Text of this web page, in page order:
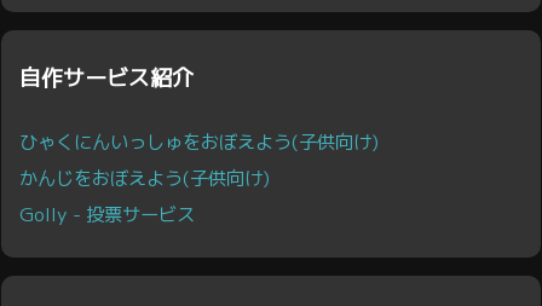
自作サービス紹介
ひゃくにんいっしゅをおぼえよう(子供向け)
かんじをおぼえよう(子供向け)
Golly - 投票サービス